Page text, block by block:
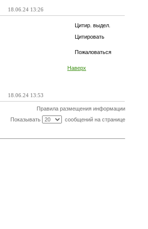
18.06.24 13:26
Цитир. выдел.
Цитировать
Пожаловаться
Наверх
18.06.24 13:53
Правила размещения информации
Показывать
сообщений на странице